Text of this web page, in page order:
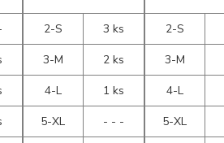
2-S
3 ks
3-M
2 ks
4-L
1 ks
5-XL
- - -
2-S
3-M
4-L
5-XL